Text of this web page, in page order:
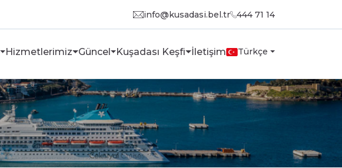
info@kusadasi.bel.tr 444 71 14
Hizmetlerimiz Güncel Kuşadası Keşfi İletişim Türkçe